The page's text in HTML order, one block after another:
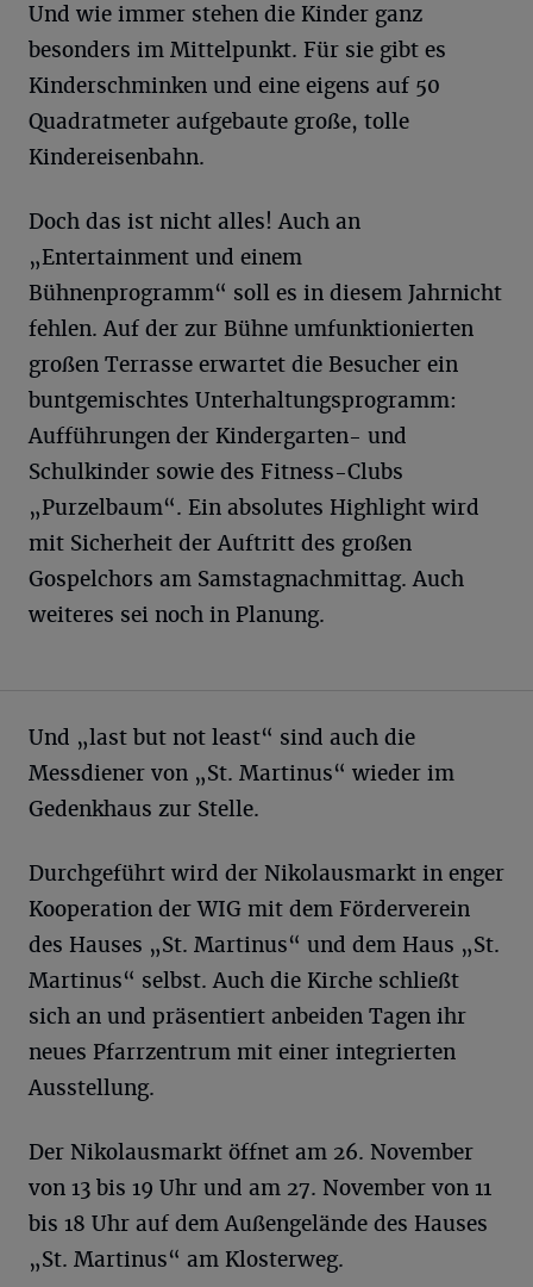
Und wie immer stehen die Kinder ganz
besonders im Mittelpunkt. Für sie gibt es
Kinderschminken und eine eigens auf 50
Quadratmeter aufgebaute große, tolle
Kindereisenbahn.
Doch das ist nicht alles! Auch an
„Entertainment und einem
Bühnenprogramm“ soll es in diesem Jahrnicht
fehlen. Auf der zur Bühne umfunktionierten
großen Terrasse erwartet die Besucher ein
buntgemischtes Unterhaltungsprogramm:
Aufführungen der Kindergarten- und
Schulkinder sowie des Fitness-Clubs
„Purzelbaum“. Ein absolutes Highlight wird
mit Sicherheit der Auftritt des großen
Gospelchors am Samstagnachmittag. Auch
weiteres sei noch in Planung.
Und „last but not least“ sind auch die
Messdiener von „St. Martinus“ wieder im
Gedenkhaus zur Stelle.
Durchgeführt wird der Nikolausmarkt in enger
Kooperation der WIG mit dem Förderverein
des Hauses „St. Martinus“ und dem Haus „St.
Martinus“ selbst. Auch die Kirche schließt
sich an und präsentiert anbeiden Tagen ihr
neues Pfarrzentrum mit einer integrierten
Ausstellung.
Der Nikolausmarkt öffnet am 26. November
von 13 bis 19 Uhr und am 27. November von 11
bis 18 Uhr auf dem Außengelände des Hauses
„St. Martinus“ am Klosterweg.